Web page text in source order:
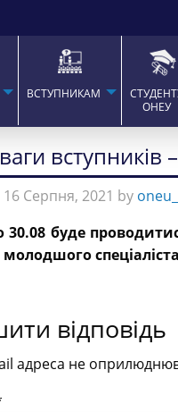
ВСТУПНИКАМ
ОНЕУ
вступників
Серпня, 2021 by
30.08 буде
відповідь
адреса не